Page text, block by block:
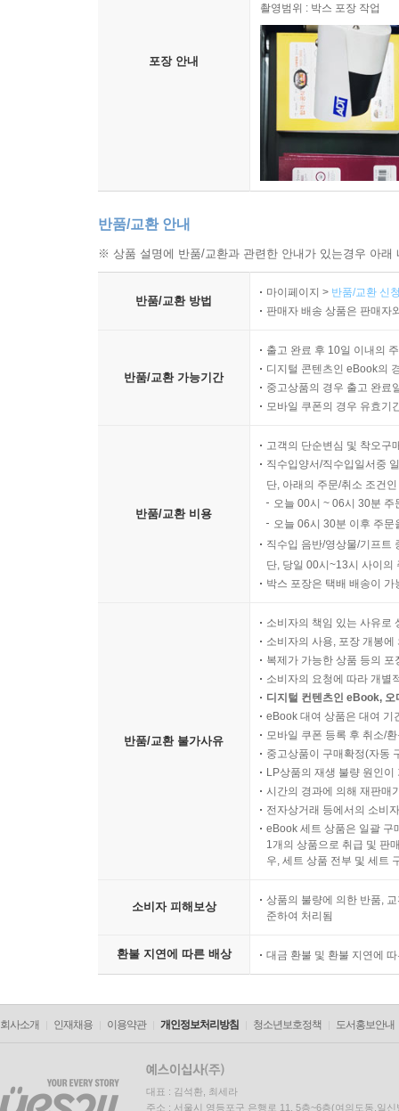
포장 안내
촬영범위 : 박스 포장 작업
반품/교환 안내
※ 상품 설명에 반품/교환과 관련한 안내가 있는경우 아
반품/교환 방법
마이페이지 > 반품/교환 신
판매자 배송 상품은 판매자
반품/교환 가능기간
출고 완료 후 10일 이내의
디지털 콘텐츠인 eBook의
중고상품의 경우 출고 완료
모바일 쿠폰의 경우 유효기
반품/교환 비용
고객의 단순변심 및 착오구
직수입양서/직수입일서중
단, 아래의 주문/취소 조건
오늘 00시 ~ 06시 30분
오늘 06시 30분 이후 주
직수입 음반/영상물/기프트
단, 당일 00시~13시 사이의
박스 포장은 택배 배송이
반품/교환 불가사유
소비자의 책임 있는 사유로
소비자의 사용, 포장 개봉
복제가 가능한 상품 등의
소비자의 요청에 따라 개별
디지털 컨텐츠인 eBook,
eBook 대여 상품은 대여 기
모바일 쿠폰 등록 후 취소/
중고상품이 구매확정(자동
LP상품의 재생 불량 원인
시간의 경과에 의해 재판매
전자상거래 등에서의 소비
eBook 세트 상품은 일괄 구
1개의 상품으로 취급 및 판
우, 세트 상품 전부 및 세트
소비자 피해보상
상품의 불량에 의한 반품,
준하여 처리됨
환불 지연에 따른 배상 대금 환불 및 환불 지연에
회사소개 인재채용 이용약관 개인정보처리방침 청소년보호정책 도서홍보안내
대표 : 김석환, 최세라
주소 : 서울시 영등포구 은행로 11, 5층~6층(여의도동,일신